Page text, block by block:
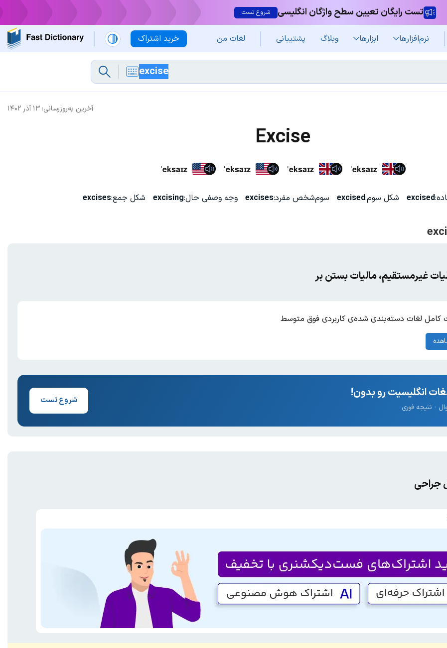
تست رایگان تعیین سطح واژگان انگلیسی شروع تست
خرید اشتراک نرم‌افزار‌ها ابزارها وبلاگ پشتیبانی لغات من
آخرین به‌روزرسانی: ۱۳ آذر ۱۴۰۲
Excise
ˈeksaɪz ˈeksaɪz ˈeksaɪz ˈeksaɪz
excised شکل سوم:excised سوم‌شخص مفرد:excises وجه وصفی حال:excising شکل جمع:excises
غیرمستقیم، مالیات بستن بر
کامل لغات دسته‌بندی شده‌ی کاربردی فوق متوسط
انگلیسیت رو بدون!
شروع تست
جراحی